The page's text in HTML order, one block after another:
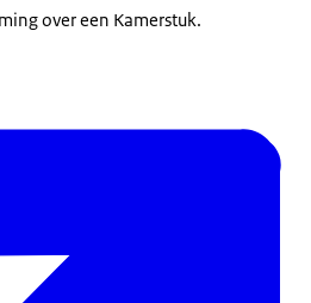
over een Kamerstuk.